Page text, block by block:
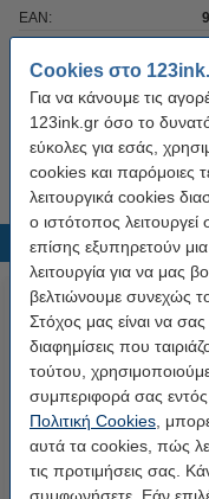
Cookies στο
Για να κάνουμε τις
123ink.gr όσο το
εύκολες για εσάς,
cookies και παρόμοιες
λειτουργικά cookies
ο ιστότοπος
επίσης εξυπηρετούν
λειτουργία για να μας
βελτιώνουμε συνεχώς
Στόχος μας είναι να σας
διαφημίσεις που
τούτου,
συμπεριφορά σας
Πολιτική Cookies ,
αυτά τα cookies, πώς
τις προτιμήσεις σας.
EAN:
OEM:
Κλασέρ Αρχειοθέτησης
Α4 Χάρτινο 80 mm Black